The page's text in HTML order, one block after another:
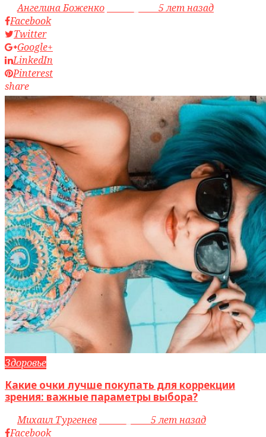
byАнгелина Боженко
5 лет назад
Facebook
Twitter
Google+
LinkedIn
Pinterest
share
Здоровье
Какие очки лучше покупать для коррекции
зрения: важные параметры выбора?
byМихаил Тургенев
5 лет назад
Facebook